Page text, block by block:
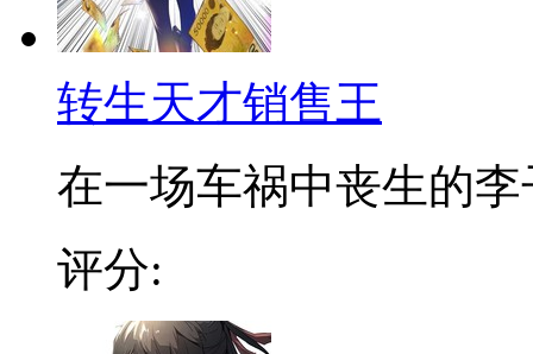
转生天才销售王
在一场车祸中丧生的李
评分: